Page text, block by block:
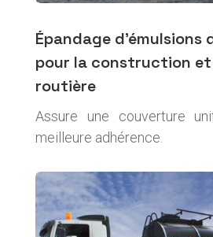
Épandage d’émulsions
pour la construction
routière
Assure une couverture
meilleure adhérence.